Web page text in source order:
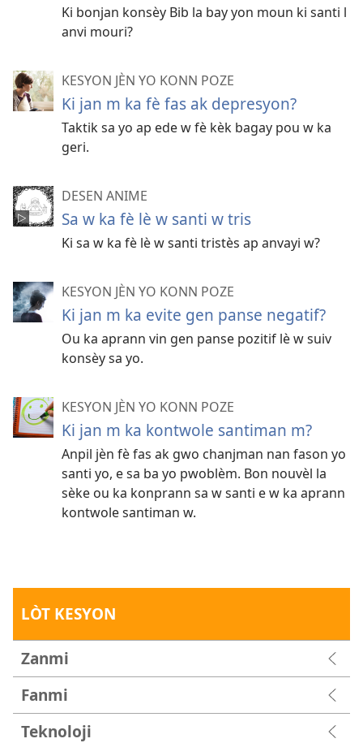
Ki bonjan konsèy Bib la bay yon moun ki santi l
anvi mouri?
KESYON JÈN YO KONN POZE
Ki jan m ka fè fas ak depresyon?
Taktik sa yo ap ede w fè kèk bagay pou w ka
geri.
DESEN ANIME
Sa w ka fè lè w santi w tris
Ki sa w ka fè lè w santi tristès ap anvayi w?
KESYON JÈN YO KONN POZE
Ki jan m ka evite gen panse negatif?
Ou ka aprann vin gen panse pozitif lè w suiv
konsèy sa yo.
KESYON JÈN YO KONN POZE
Ki jan m ka kontwole santiman m?
Anpil jèn fè fas ak gwo chanjman nan fason yo
santi yo, e sa ba yo pwoblèm. Bon nouvèl la
sèke ou ka konprann sa w santi e w ka aprann
kontwole santiman w.
LÒT KESYON
Zanmi
Fanmi
Teknoloji